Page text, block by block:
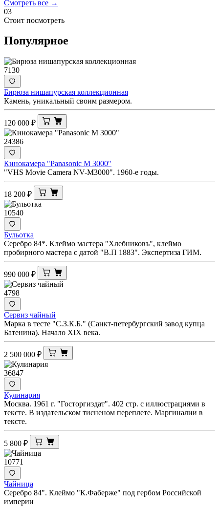
Смотреть все →
03
Стоит посмотреть
Популярное
7130
Бирюза нишапурская коллекционная
Камень, уникальный своим размером.
120 000 ₽
24386
Кинокамера "Panasonic M 3000"
"VHS Movie Camera NV-M3000". 1960-е годы.
18 200 ₽
10540
Бульотка
Серебро 84*. Клеймо мастера "Хлебниковъ", клеймо
пробирного мастера с датой "В.П 1883". Экспертиза ГИМ.
990 000 ₽
4798
Сервиз чайный
Марка в тесте "С.З.К.Б." (Санкт-петербургский завод купца
Батенина). Начало XIX века.
2 500 000 ₽
36847
Кулинария
Москва. 1961 г. "Госторгиздат". 402 стр. с иллюстрациями в
тексте. В издательском тисненом переплете. Маргиналии в
тексте.
5 800 ₽
10771
Чайница
Серебро 84". Клеймо "К.Фаберже" под гербом Российской
империи